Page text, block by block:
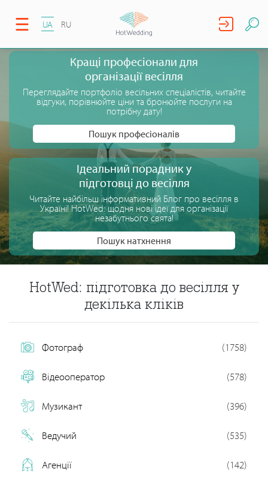
UA RU
Кращі професіонали для
організації весілля
Переглядайте портфоліо весільних спеціалістів, читайте
відгуки, порівнюйте ціни та бронюйте послуги на
потрібну дату!
Пошук професіоналів
Ідеальний порадник у
підготовці до весілля
Читайте найбільш інформативний Блог про весілля в
Україні! HotWed: щодня нові ідеї для організації
незабутнього свята!
Пошук натхнення
HotWed: підготовка до весілля у
декілька кліків
Фотограф (1758)
Відеооператор (578)
Музикант (396)
Ведучий (535)
Агенції (142)